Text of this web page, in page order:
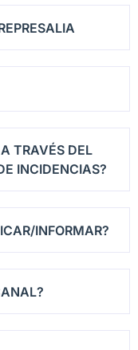
TRAVÉS DEL
INCIDENCIAS?
INFORMAR?